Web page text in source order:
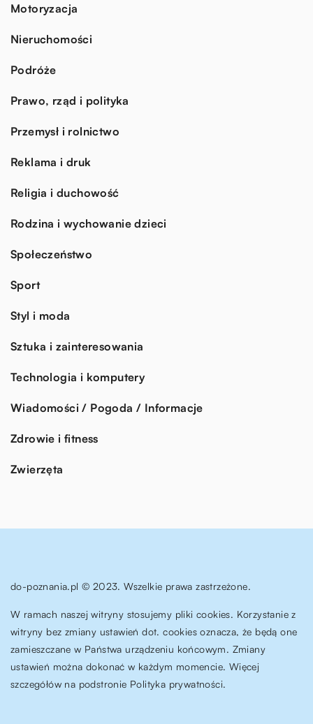
Motoryzacja
Nieruchomości
Podróże
Prawo, rząd i polityka
Przemysł i rolnictwo
Reklama i druk
Religia i duchowość
Rodzina i wychowanie dzieci
Społeczeństwo
Sport
Styl i moda
Sztuka i zainteresowania
Technologia i komputery
Wiadomości / Pogoda / Informacje
Zdrowie i fitness
Zwierzęta
do-poznania.pl © 2023. Wszelkie prawa zastrzeżone.
W ramach naszej witryny stosujemy pliki cookies. Korzystanie z
witryny bez zmiany ustawień dot. cookies oznacza, że będą one
zamieszczane w Państwa urządzeniu końcowym. Zmiany
ustawień można dokonać w każdym momencie. Więcej
szczegółów na podstronie Polityka prywatności.